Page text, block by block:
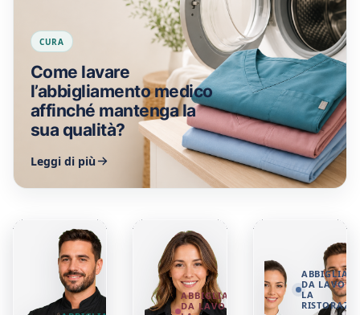
CURA
Come lavare
l’abbigliamento medico
affinché mantenga la
sua qualità?
Leggi di più
ABBIGLIAMENTO
DA LAVORO PER
DA
LA